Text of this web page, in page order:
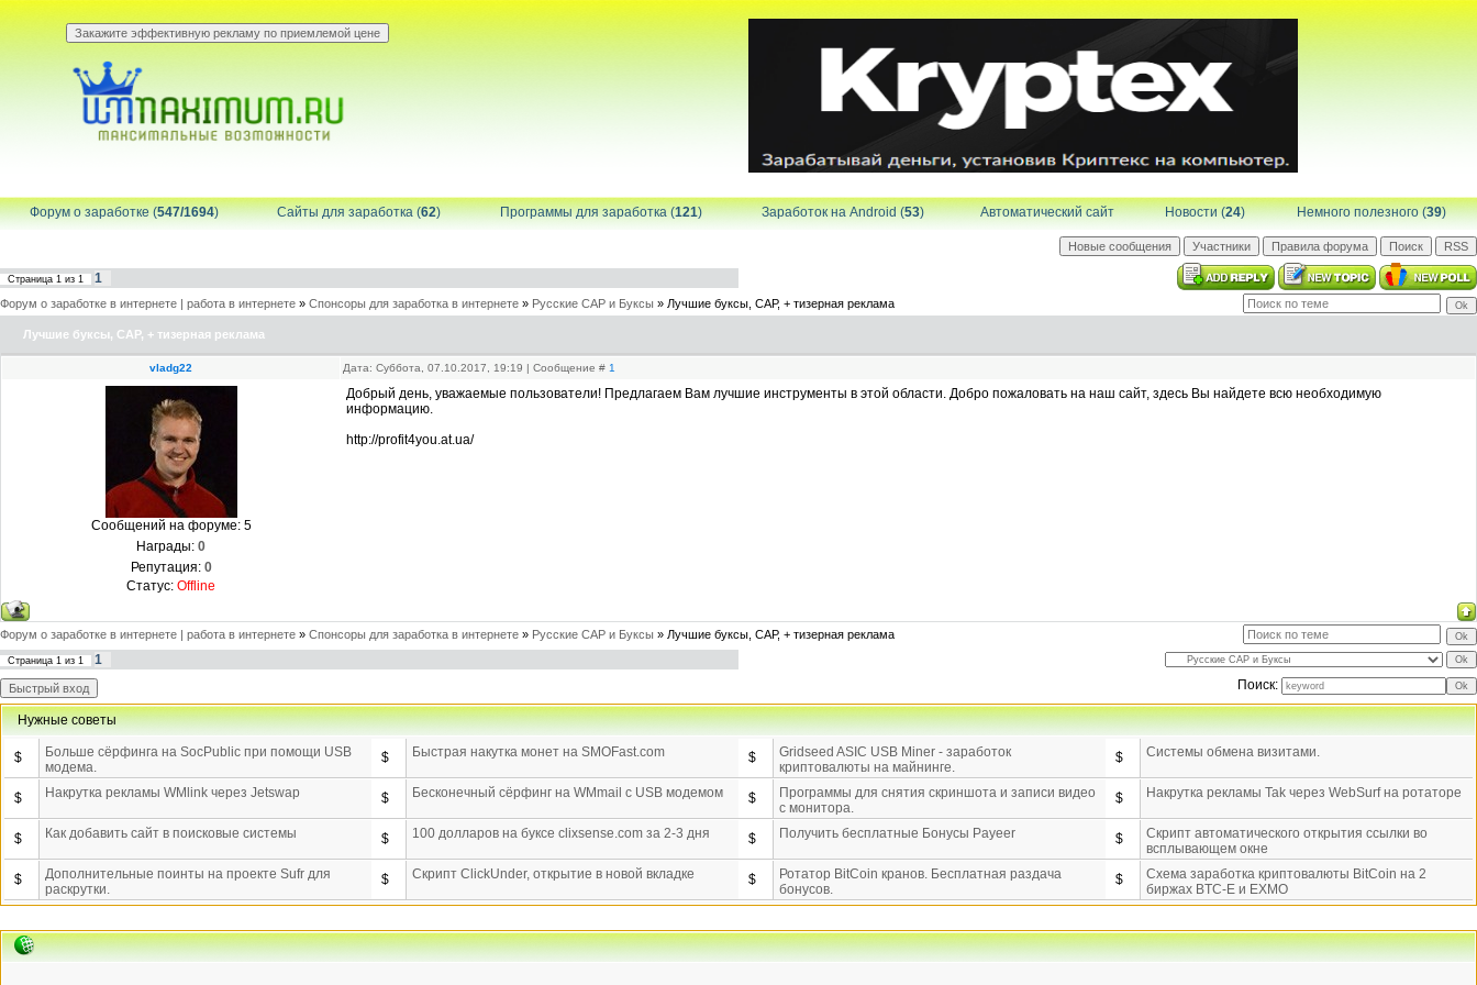
Форум о заработке (547/1694) Сайты для заработка (62) Программы для заработка (121) Заработок на Android (53) Автоматический сайт Новости (24) Немного полезного (39)
Страница 1 из 1 1
Форум о заработке в интернете | работа в интернете » Спонсоры для заработка в интернете » Русские САР и Буксы » Лучшие буксы, САР, + тизерная реклама
Лучшие буксы, САР, + тизерная реклама
vladg22 Дата: Суббота, 07.10.2017, 19:19 | Сообщение # 1
Сообщений на форуме: 5
Награды: 0
Репутация: 0
Статус: Offline
Добрый день, уважаемые пользователи! Предлагаем Вам лучшие инструменты в этой области. Добро пожаловать на наш сайт, здесь Вы найдете всю необходимую
информацию.
http://profit4you.at.ua/
Форум о заработке в интернете | работа в интернете » Спонсоры для заработка в интернете » Русские САР и Буксы » Лучшие буксы, САР, + тизерная реклама
Страница 1 из 1
1
Поиск:
Нужные советы
$
Больше сёрфинга на SocPublic при помощи USB
модема.
$ Быстрая накутка монет на SMOFast.com $
Gridseed ASIC USB Miner - заработок
криптовалюты на майнинге.
$ Системы обмена визитами.
$ Накрутка рекламы WMlink через Jetswap $ Бесконечный сёрфинг на WMmail c USB модемом $
Программы для снятия скриншота и записи видео
с монитора.
$ Накрутка рекламы Tak через WebSurf на ротаторе
$ Как добавить сайт в поисковые системы $ 100 долларов на буксе clixsense.com за 2-3 дня $ Получить бесплатные Бонусы Payeer $
Скрипт автоматического открытия ссылки во
всплывающем окне
$
Дополнительные поинты на проекте Sufr для
раскрутки.
$ Скрипт ClickUnder, открытие в новой вкладке $
Ротатор BitCoin кранов. Бесплатная раздача
бонусов.
$
Схема заработка криптовалюты BitCoin на 2
биржах BTC-E и EXMO